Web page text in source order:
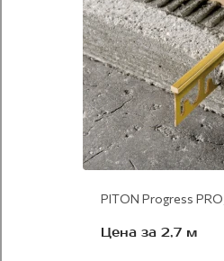
PITON Progress
Цена за 2,7 м